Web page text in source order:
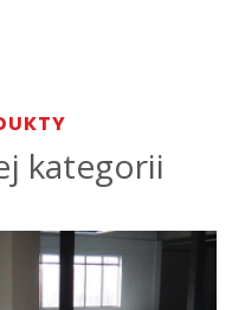
kategorii